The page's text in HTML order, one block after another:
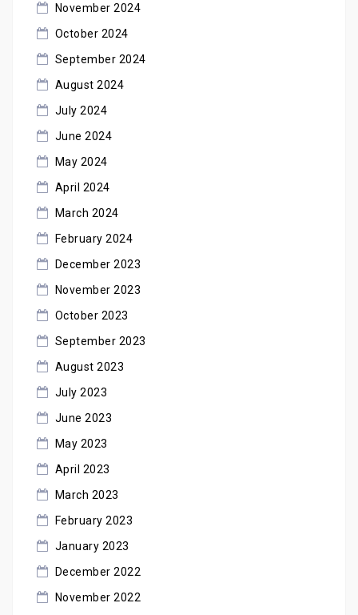
November 2024
October 2024
September 2024
August 2024
July 2024
June 2024
May 2024
April 2024
March 2024
February 2024
December 2023
November 2023
October 2023
September 2023
August 2023
July 2023
June 2023
May 2023
April 2023
March 2023
February 2023
January 2023
December 2022
November 2022